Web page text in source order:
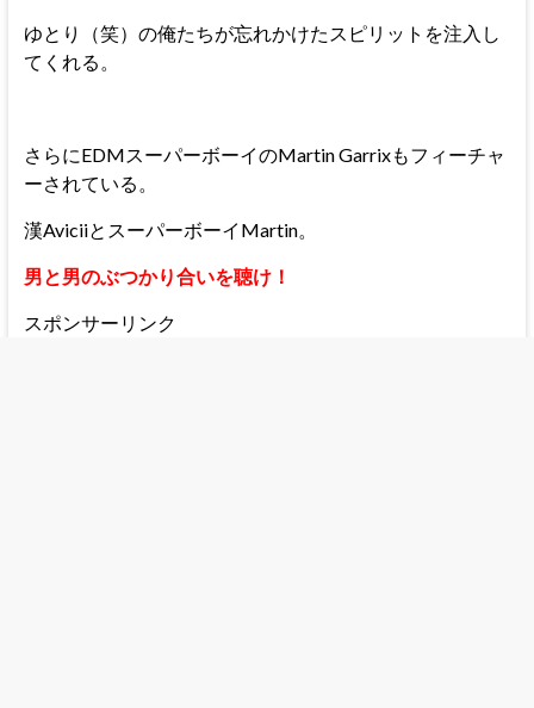
ゆとり（笑）の俺たちが忘れかけたスピリットを注入し
てくれる。
さらにEDMスーパーボーイのMartin Garrixもフィーチャ
ーされている。
漢AviciiとスーパーボーイMartin。
男と男のぶつかり合いを聴け！
スポンサーリンク